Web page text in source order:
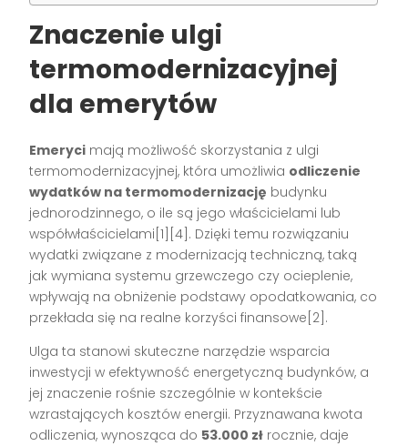
Znaczenie ulgi
termomodernizacyjnej
dla emerytów
Emeryci mają możliwość skorzystania z ulgi
termomodernizacyjnej, która umożliwia odliczenie
wydatków na termomodernizację budynku
jednorodzinnego, o ile są jego właścicielami lub
współwłaścicielami[1][4]. Dzięki temu rozwiązaniu
wydatki związane z modernizacją techniczną, taką
jak wymiana systemu grzewczego czy ocieplenie,
wpływają na obniżenie podstawy opodatkowania, co
przekłada się na realne korzyści finansowe[2].
Ulga ta stanowi skuteczne narzędzie wsparcia
inwestycji w efektywność energetyczną budynków, a
jej znaczenie rośnie szczególnie w kontekście
wzrastających kosztów energii. Przyznawana kwota
odliczenia, wynosząca do 53.000 zł rocznie, daje